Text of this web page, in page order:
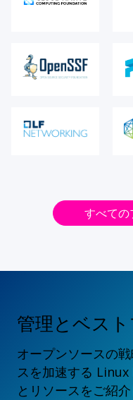
すべての
管理とベス
オープンソースの
スを加速する
とリソースをご紹介